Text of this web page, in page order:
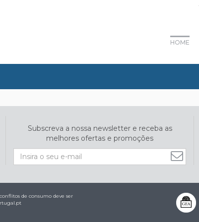
HOME
Subscreva a nossa newsletter e receba as
melhores ofertas e promoções
de consumo deve ser